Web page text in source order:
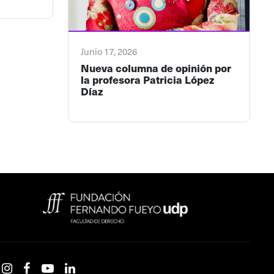
Junio 17, 2026
Nueva columna de opinión por
la profesora Patricia López
Díaz